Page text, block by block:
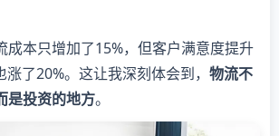
成本只增加了15%，但客户满意度提升
了20%。这让我深刻体会到， 物流不
是投资的地方。